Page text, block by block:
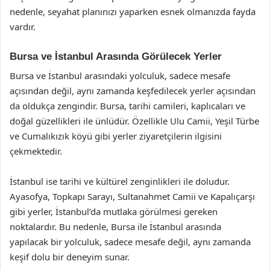
nedenle, seyahat planınızı yaparken esnek olmanızda fayda
vardır.
Bursa ve İstanbul Arasında Görülecek Yerler
Bursa ve İstanbul arasındaki yolculuk, sadece mesafe
açısından değil, aynı zamanda keşfedilecek yerler açısından
da oldukça zengindir. Bursa, tarihi camileri, kaplıcaları ve
doğal güzellikleri ile ünlüdür. Özellikle Ulu Camii, Yeşil Türbe
ve Cumalıkızık köyü gibi yerler ziyaretçilerin ilgisini
çekmektedir.
İstanbul ise tarihi ve kültürel zenginlikleri ile doludur.
Ayasofya, Topkapı Sarayı, Sultanahmet Camii ve Kapalıçarşı
gibi yerler, İstanbul’da mutlaka görülmesi gereken
noktalardır. Bu nedenle, Bursa ile İstanbul arasında
yapılacak bir yolculuk, sadece mesafe değil, aynı zamanda
keşif dolu bir deneyim sunar.